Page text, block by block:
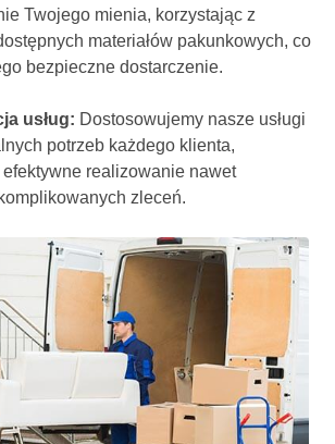
Twojego mienia, korzystając z
materiałów pakunkowych, co
bezpieczne dostarczenie.
usług: Dostosowujemy nasze usługi
potrzeb każdego klienta,
realizowanie nawet
zleceń.